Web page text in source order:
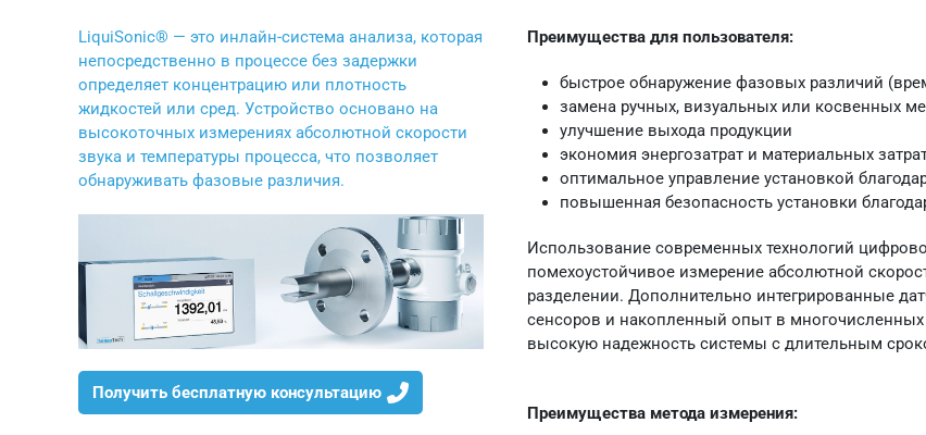
Преимущества для пользователя:
быстрое обнаружение фазовых различий
замена ручных, визуальных или косвенных
улучшение выхода продукции
экономия энергозатрат и материальных
оптимальное управление установкой
повышенная безопасность установки
Использование современных технологий
помехоустойчивое измерение абсолютной
разделении. Дополнительно интегрированные
сенсоров и накопленный опыт в
высокую надежность системы с длительным
Преимущества метода измерения:
LiquiSonic® — это инлайн-система анализа, которая
непосредственно в процессе без задержки
определяет концентрацию или плотность
жидкостей или сред. Устройство основано на
высокоточных измерениях абсолютной скорости
звука и температуры процесса, что позволяет
обнаруживать фазовые различия.
Получить бесплатную консультацию